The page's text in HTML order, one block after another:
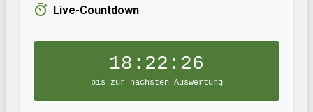
Live-Countdown
18:22:25
bis zur nächsten Auswertung